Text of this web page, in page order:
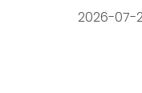
2026-07-